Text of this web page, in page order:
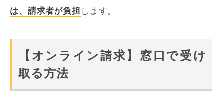
は、請求者が負担 します。
【オンライン請求】窓口で受け
取る方法